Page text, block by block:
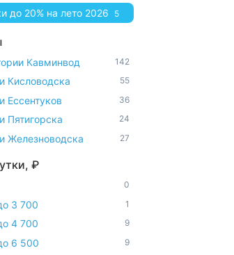
до 20% на лето 2026 5
Кавминвод 142
Кисловодска 55
Ессентуков 36
Пятигорска 24
Железноводска 27
₽
0
3 700 1
4 700 9
6 500 9